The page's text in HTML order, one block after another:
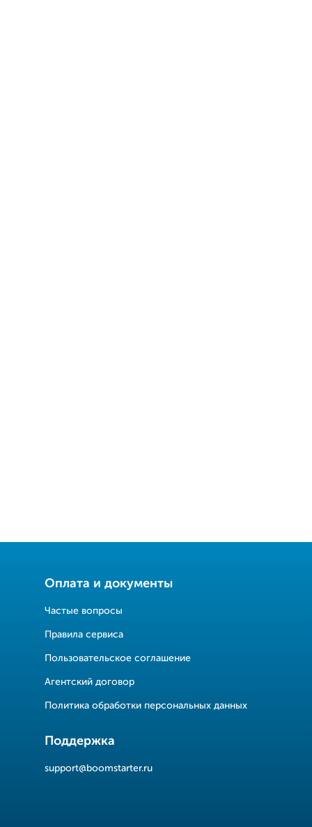
Оплата и документы
Частые вопросы
Правила сервиса
Пользовательское соглашение
Агентский договор
Политика обработки персональных данных
Поддержка
support@boomstarter.ru